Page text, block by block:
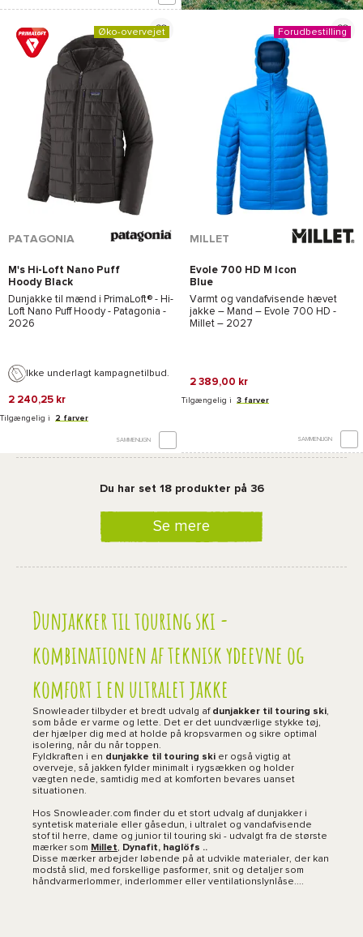
*Se betingelserne
Øko-overvejet
PATAGONIA
M's Hi-Loft Nano Puff
Hoody Black
Dunjakke til mænd i PrimaLoft® - Hi-
Loft Nano Puff Hoody - Patagonia -
2026
Ikke underlagt kampagnetilbud.
2 240,25 kr
Tilgængelig i 2 farver
SAMMENLIGN
Forudbestilling
MILLET
Evole 700 HD M Icon
Blue
Varmt og vandafvisende hævet
jakke – Mand – Evole 700 HD -
Millet – 2027
2 389,00 kr
Tilgængelig i 3 farver
SAMMENLIGN
Du har set 18 produkter på 36
Se mere
Dunjakker til touring ski -
kombinationen af teknisk ydeevne og
komfort i en ultralet jakke
Snowleader tilbyder et bredt udvalg af dunjakker til touring ski,
som både er varme og lette. Det er det uundværlige stykke tøj,
der hjælper dig med at holde på kropsvarmen og sikre optimal
isolering, når du når toppen.
Fyldkraften i en dunjakke til touring ski er også vigtig at
overveje, så jakken fylder minimalt i rygsækken og holder
vægten nede, samtidig med at komforten bevares uanset
situationen.
Hos Snowleader.com finder du et stort udvalg af dunjakker i
syntetisk materiale eller gåsedun, i ultralet og vandafvisende
stof til herre, dame og junior til touring ski - udvalgt fra de største
mærker som Millet, Dynafit, haglöfs ..
Disse mærker arbejder løbende på at udvikle materialer, der kan
modstå slid, med forskellige pasformer, snit og detaljer som
håndvarmerlommer, inderlommer eller ventilationslynlåse....